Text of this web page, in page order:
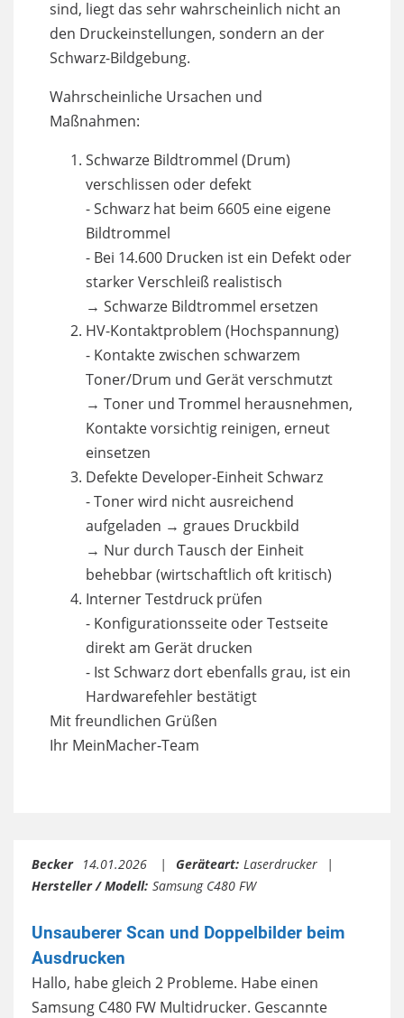
sind, liegt das sehr wahrscheinlich nicht an
den Druckeinstellungen, sondern an der
Schwarz-Bildgebung.
Wahrscheinliche Ursachen und
Maßnahmen:
Schwarze Bildtrommel (Drum)
verschlissen oder defekt
- Schwarz hat beim 6605 eine eigene
Bildtrommel
- Bei 14.600 Drucken ist ein Defekt oder
starker Verschleiß realistisch
→ Schwarze Bildtrommel ersetzen
HV-Kontaktproblem (Hochspannung)
- Kontakte zwischen schwarzem
Toner/Drum und Gerät verschmutzt
→ Toner und Trommel herausnehmen,
Kontakte vorsichtig reinigen, erneut
einsetzen
Defekte Developer-Einheit Schwarz
- Toner wird nicht ausreichend
aufgeladen → graues Druckbild
→ Nur durch Tausch der Einheit
behebbar (wirtschaftlich oft kritisch)
Interner Testdruck prüfen
- Konfigurationsseite oder Testseite
direkt am Gerät drucken
- Ist Schwarz dort ebenfalls grau, ist ein
Hardwarefehler bestätigt
Mit freundlichen Grüßen
Ihr MeinMacher-Team
Becker 14.01.2026 Geräteart: Laserdrucker
Hersteller / Modell: Samsung C480 FW
Unsauberer Scan und Doppelbilder beim
Ausdrucken
Hallo, habe gleich 2 Probleme. Habe einen
Samsung C480 FW Multidrucker. Gescannte